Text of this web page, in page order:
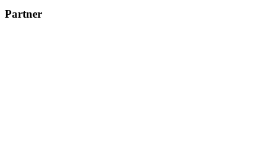
Partner